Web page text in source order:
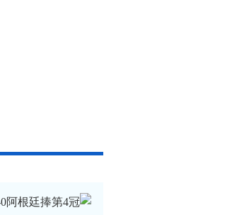
阿根廷捧第4冠